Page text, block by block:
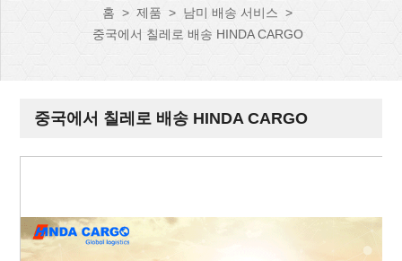
홈 > 제품 > 남미 배송 서비스 >
중국에서 칠레로 배송 HINDA CARGO
중국에서 칠레로 배송 HINDA CARGO